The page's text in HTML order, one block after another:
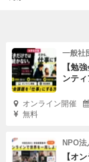
一般社
【勉
ンテ
オンライン開催
無料
NPO
【オ